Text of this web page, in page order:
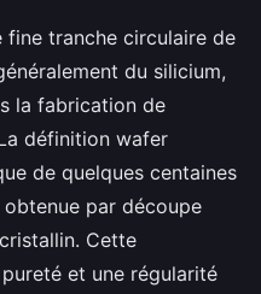
fine tranche circulaire de
du silicium,
la fabrication de
définition wafer
de quelques centaines
obtenue par découpe
Cette
et une régularité